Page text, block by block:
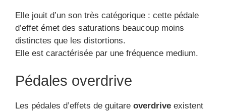
Elle jouit d’un son très catégorique : cette pédale
d’effet émet des saturations beaucoup moins
distinctes que les distortions.
Elle est caractérisée par une fréquence medium.
Pédales overdrive
Les pédales d’effets de guitare overdrive existent